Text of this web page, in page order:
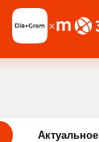
×
Актуальное